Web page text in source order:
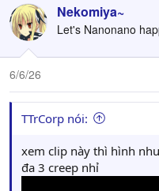
c
t
i
o
n
s
:
Nekomiya~
Let's Nanonano
6/6/26
TTrCorp nói:
xem clip này thì hình
đa 3 creep nhỉ